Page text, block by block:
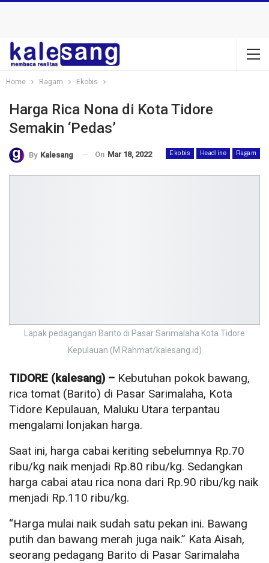
Home Ragam Ekobis
Harga Rica Nona di Kota Tidore
Semakin ‘Pedas’
Ekobis Headline Ragam
By Kalesang On Mar 18, 2022
Lapak pedagangan Barito di Pasar Sarimalaha Kota Tidore
Kepulauan (M.Rahmat/kalesang.id)
TIDORE (kalesang) – Kebutuhan pokok bawang,
rica tomat (Barito) di Pasar Sarimalaha, Kota
Tidore Kepulauan, Maluku Utara terpantau
mengalami lonjakan harga.
Saat ini, harga cabai keriting sebelumnya Rp.70
ribu/kg naik menjadi Rp.80 ribu/kg. Sedangkan
harga cabai atau rica nona dari Rp.90 ribu/kg naik
menjadi Rp.110 ribu/kg.
“Harga mulai naik sudah satu pekan ini. Bawang
putih dan bawang merah juga naik.” Kata Aisah,
seorang pedagang Barito di Pasar Sarimalaha